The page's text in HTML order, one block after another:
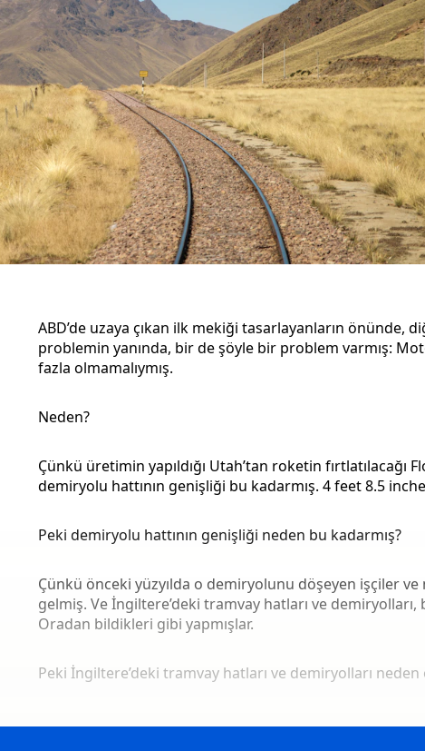
ABD’de uzaya çıkan ilk mekiği tasarlayanların önünde,
problemin yanında, bir de şöyle bir problem varmış:
fazla olmamalıymış.
Neden?
Çünkü üretimin yapıldığı Utah’tan roketin fırtlatılacağı
demiryolu hattının genişliği bu kadarmış. 4 feet 8.5
Peki demiryolu hattının genişliği neden bu kadarmış?
Çünkü önceki yüzyılda o demiryolunu döşeyen işçiler
gelmiş. Ve İngiltere’deki tramvay hatları ve
Oradan bildikleri gibi yapmışlar.
Peki İngiltere’deki tramvay hatları ve demiryolları